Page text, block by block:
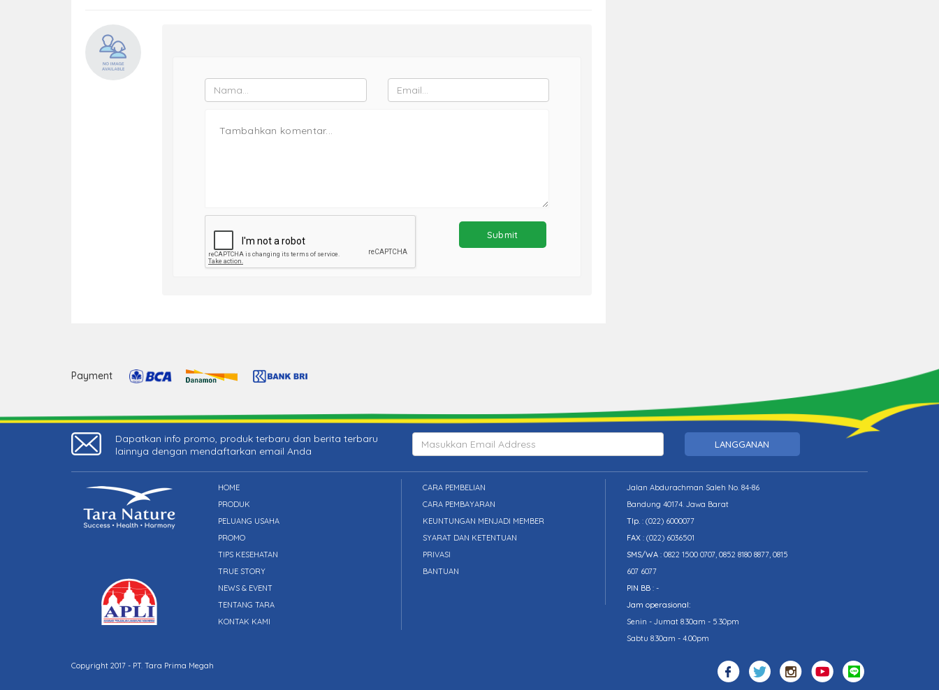
Payment
Dapatkan info promo, produk terbaru dan berita terbaru
lainnya dengan mendaftarkan email Anda
LANGGANAN
HOME
PRODUK
PELUANG USAHA
PROMO
TIPS KESEHATAN
TRUE STORY
NEWS & EVENT
TENTANG TARA
KONTAK KAMI
CARA PEMBELIAN
CARA PEMBAYARAN
KEUNTUNGAN MENJADI MEMBER
SYARAT DAN KETENTUAN
PRIVASI
BANTUAN
Jalan Abdurachman Saleh No. 84-86
Bandung 40174. Jawa Barat
Tlp. : (022) 6000077
FAX : (022) 6036501
SMS/WA : 0822 1500 0707, 0852 8180 8877, 0815
607 6077
PIN BB : -
Jam operasional:
Senin - Jumat 8.30am - 5.30pm
Sabtu 8.30am - 4.00pm
Copyright 2017 - PT. Tara Prima Megah